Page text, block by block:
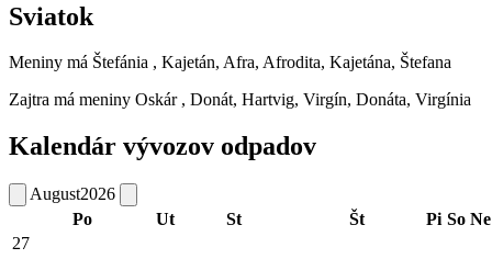
Sviatok
Meniny má Štefánia , Kajetán, Afra, Afrodita, Kajetána, Štefana
Zajtra má meniny Oskár , Donát, Hartvig, Virgín, Donáta, Virgínia
Kalendár vývozov odpadov
August2026
Po
Ut St Št Pi So Ne
27